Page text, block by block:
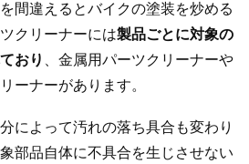
間違えるとバイクの塗装を炒める
クリーナーには製品ごとに対象の
おり
、金属用パーツクリーナーや
ーナーがあります。
によって汚れの落ち具合も変わり
部品自体に不具合を生じさせない